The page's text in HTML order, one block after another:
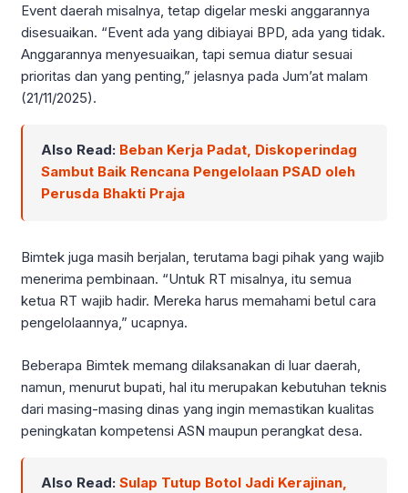
Event daerah misalnya, tetap digelar meski anggarannya
disesuaikan. “Event ada yang dibiayai BPD, ada yang tidak.
Anggarannya menyesuaikan, tapi semua diatur sesuai
prioritas dan yang penting,” jelasnya pada Jum’at malam
(21/11/2025).
Also Read: Beban Kerja Padat, Diskoperindag
Sambut Baik Rencana Pengelolaan PSAD oleh
Perusda Bhakti Praja
Bimtek juga masih berjalan, terutama bagi pihak yang wajib
menerima pembinaan. “Untuk RT misalnya, itu semua
ketua RT wajib hadir. Mereka harus memahami betul cara
pengelolaannya,” ucapnya.
Beberapa Bimtek memang dilaksanakan di luar daerah,
namun, menurut bupati, hal itu merupakan kebutuhan teknis
dari masing-masing dinas yang ingin memastikan kualitas
peningkatan kompetensi ASN maupun perangkat desa.
Also Read: Sulap Tutup Botol Jadi Kerajinan,